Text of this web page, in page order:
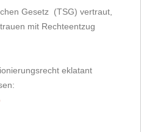
Gesetz (TSG) vertraut,
mit Rechteentzug
eklatant